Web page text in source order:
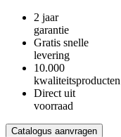
2 jaar
garantie
Gratis snelle
levering
10.000
kwaliteitsproducten
Direct uit
voorraad
Catalogus aanvragen